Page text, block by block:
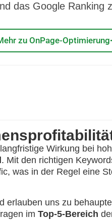
das Google Ranking
zu OnPage-Optimierung
Wirkung bei
. Mit den richtigen
was in der Regel eine
erlauben uns zu
im Top-5-Bereich